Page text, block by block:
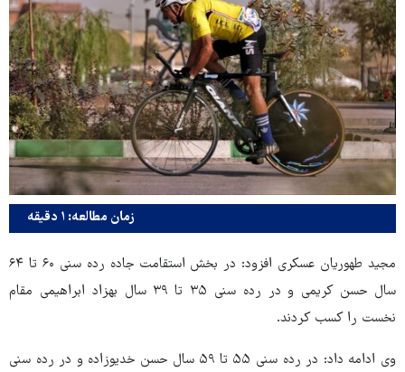
زمان مطالعه: ۱ دقیقه
مجید طهوریان عسکری افزود: در بخش استقامت جاده رده سنی ۶۰ تا ۶۴
سال حسن کریمی‌ و در رده سنی ۳۵ تا ۳۹ سال بهزاد ابراهیمی مقام
نخست را کسب کردند.
وی ادامه داد: در رده سنی ۵۵ تا ۵۹ سال حسن خدیوزاده و در رده سنی